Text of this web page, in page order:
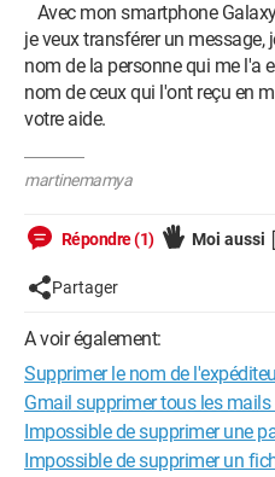
Avec mon smartphone
je veux transférer un message,
nom de la personne qui me l'a
nom de ceux qui l'ont reçu en
votre aide.
martinemamya
Répondre (1) Moi aussi
Partager
A voir également:
Supprimer le nom de
Gmail supprimer tous les mails
Impossible de supprimer une
Impossible de supprimer un